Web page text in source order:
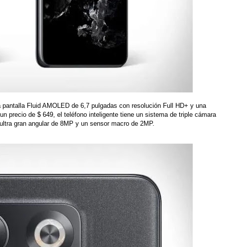
Fluid AMOLED de 6,7 pulgadas con resolución Full HD+ y una
precio de $ 649, el teléfono inteligente tiene un sistema de triple cámara
gran angular de 8MP y un sensor macro de 2MP.